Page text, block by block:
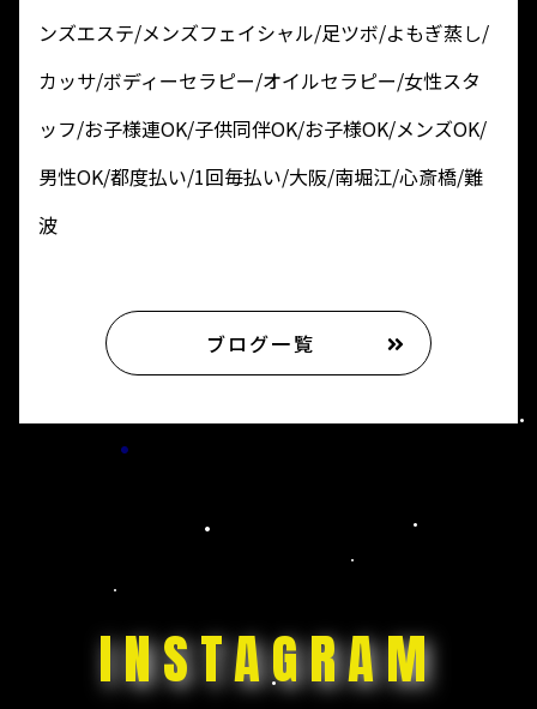
ンズエステ/メンズフェイシャル/足ツボ/よもぎ蒸し/
カッサ/ボディーセラピー/オイルセラピー/女性スタ
ッフ/お子様連OK/子供同伴OK/お子様OK/メンズOK/
男性OK/都度払い/1回毎払い/大阪/南堀江/心斎橋/難
波
ブログ一覧
INSTAGRAM